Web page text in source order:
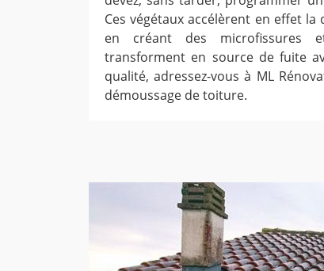
Ces végétaux accélèrent en effet
en créant des microfissures
transforment en source de fuite
qualité, adressez-vous à ML
démoussage de toiture.